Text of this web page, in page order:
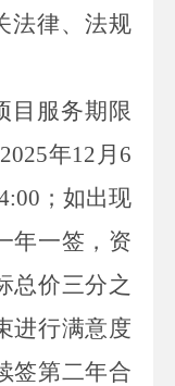
法律、法规
目服务期限
2025年12 月 6
；如出现
年一签，资
总价三分之
进行满意度
签第二年合